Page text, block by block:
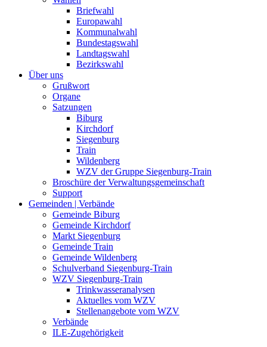
Briefwahl
Europawahl
Kommunalwahl
Bundestagswahl
Landtagswahl
Bezirkswahl
Über uns
Grußwort
Organe
Satzungen
Biburg
Kirchdorf
Siegenburg
Train
Wildenberg
WZV der Gruppe Siegenburg-Train
Broschüre der Verwaltungsgemeinschaft
Support
Gemeinden | Verbände
Gemeinde Biburg
Gemeinde Kirchdorf
Markt Siegenburg
Gemeinde Train
Gemeinde Wildenberg
Schulverband Siegenburg-Train
WZV Siegenburg-Train
Trinkwasseranalysen
Aktuelles vom WZV
Stellenangebote vom WZV
Verbände
ILE-Zugehörigkeit